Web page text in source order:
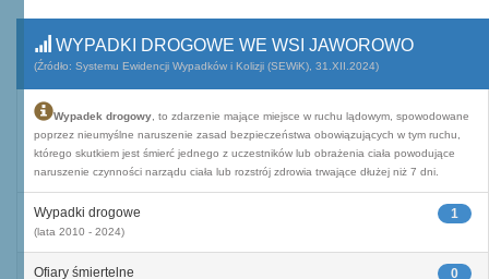
WYPADKI DROGOWE WE WSI JAWOROWO
(Źródło: Systemu Ewidencji Wypadków i Kolizji (SEWiK), 31.XII.2024)
Wypadek drogowy , to zdarzenie mające miejsce w ruchu lądowym, spowodowane
poprzez nieumyślne naruszenie zasad bezpieczeństwa obowiązujących w tym ruchu,
którego skutkiem jest śmierć jednego z uczestników lub obrażenia ciała powodujące
naruszenie czynności narządu ciała lub rozstrój zdrowia trwające dłużej niż 7 dni.
1
Wypadki drogowe
(lata 2010 - 2024)
0
Ofiary śmiertelne